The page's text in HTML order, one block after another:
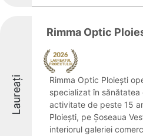
Laureați
Rimma Optic
Rimma Optic Ploiești
specializat în sănătatea
activitate de peste 15
Ploiești, pe Șoseaua
interiorul galeriei